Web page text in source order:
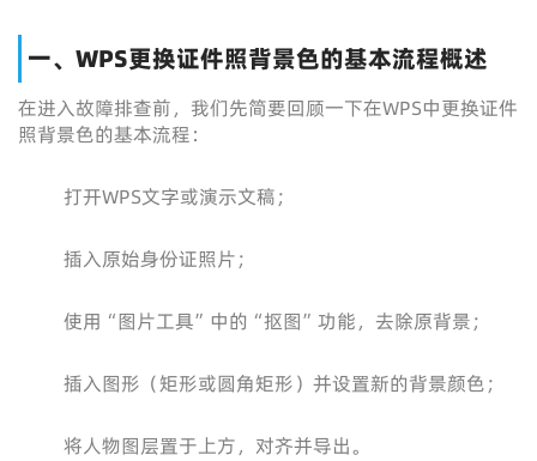
一、WPS更换证件照背景色的基本流程概述
在进入故障排查前，我们先简要回顾一下在WPS中更换证件
照背景色的基本流程：
打开WPS文字或演示文稿；
插入原始身份证照片；
使用“图片工具”中的“抠图”功能，去除原背景；
插入图形（矩形或圆角矩形）并设置新的背景颜色；
将人物图层置于上方，对齐并导出。